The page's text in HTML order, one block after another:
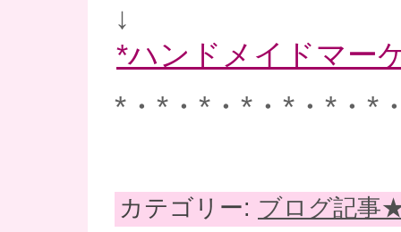
↓
*ハンドメイドマー
*・*・*・*・*・*・*
カテゴリー: ブログ記事